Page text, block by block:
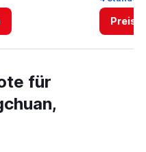
Preise
für